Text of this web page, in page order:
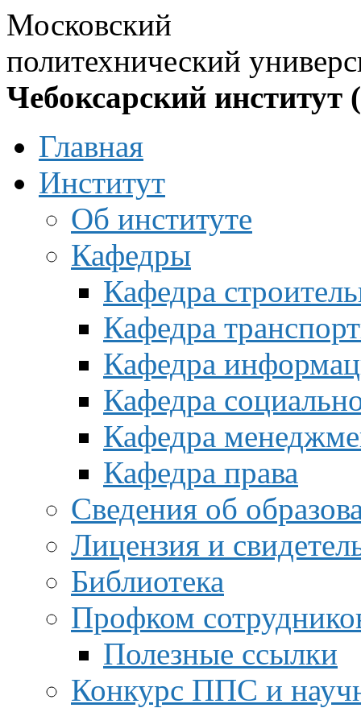
Московский
политехнический
Чебоксарский институт
Главная
Институт
Об институте
Кафедры
Кафедра
Кафедра
Кафедра
Кафедра
Кафедра
Кафедра права
Сведения об
Лицензия и
Библиотека
Профком
Полезные ссылки
Конкурс ППС и